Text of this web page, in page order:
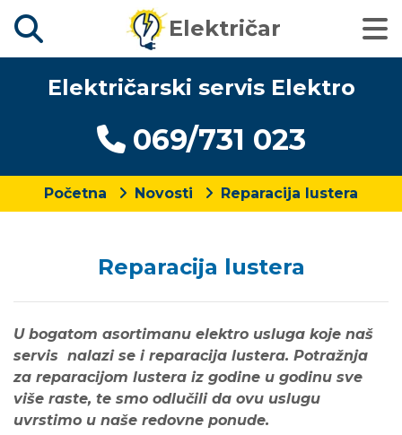
Električar
Električarski servis Elektro
069/731 023
Početna Novosti Reparacija lustera
Reparacija lustera
U bogatom asortimanu elektro usluga koje naš
servis nalazi se i reparacija lustera. Potražnja
za reparacijom lustera iz godine u godinu sve
više raste, te smo odlučili da ovu uslugu
uvrstimo u naše redovne ponude.